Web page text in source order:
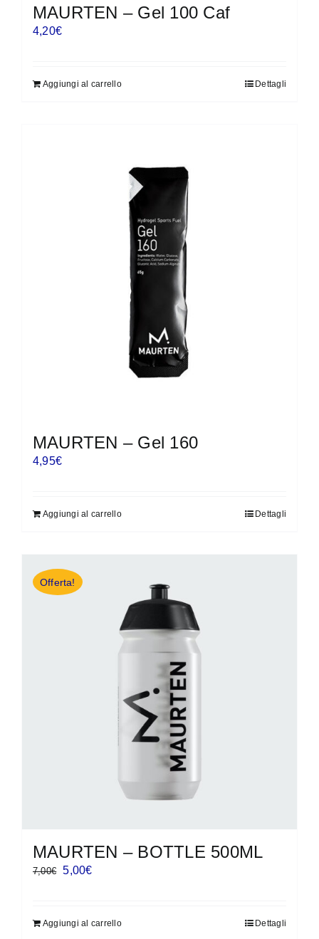
MAURTEN – Gel 100 Caf
4,20€
Aggiungi al carrello Dettagli
MAURTEN – Gel 160
4,95€
Aggiungi al carrello Dettagli
Offerta!
MAURTEN – BOTTLE 500ML
7,00€
Il
era:
5,00€Il
è:
Aggiungi al carrello Dettagli